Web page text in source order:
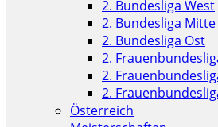
2. Bundesliga West
2. Bundesliga Mitte
2. Bundesliga Ost
2.
2.
2.
Österreich